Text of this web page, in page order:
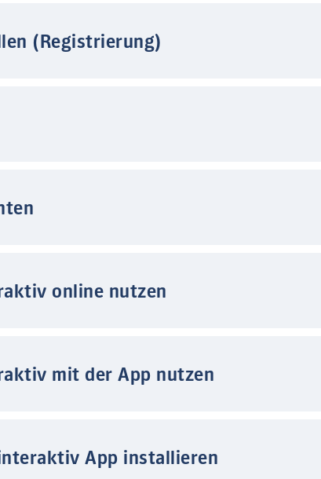
(Registrierung)
online nutzen
mit der App nutzen
App installieren